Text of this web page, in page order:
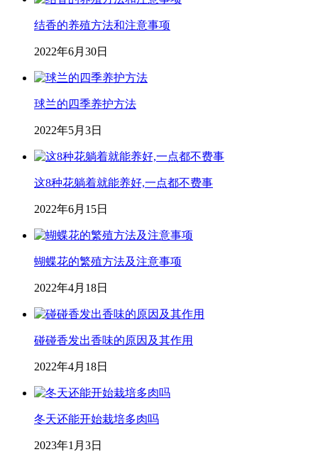
结香的养殖方法和注意事项
2022年6月30日
球兰的四季养护方法
2022年5月3日
这8种花躺着就能养好,一点都不费事
2022年6月15日
蝴蝶花的繁殖方法及注意事项
2022年4月18日
碰碰香发出香味的原因及其作用
2022年4月18日
冬天还能开始栽培多肉吗
2023年1月3日